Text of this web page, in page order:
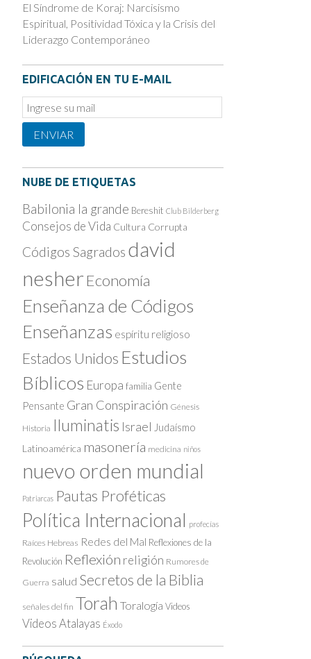
El Síndrome de Koraj: Narcisismo
Espiritual, Positividad Tóxica y la Crisis del
Liderazgo Contemporáneo
EDIFICACIÓN EN TU E-MAIL
Email
Subscription
ENVIAR
NUBE DE ETIQUETAS
Babilonia la grande Bereshit Club Bilderberg
Consejos de Vida Cultura Corrupta
Códigos Sagrados david
nesher Economía
Enseñanza de Códigos
Enseñanzas espíritu religioso
Estados Unidos Estudios
Bíblicos Europa familia Gente
Pensante Gran Conspiración Génesis
Historia Iluminatis Israel Judaísmo
Latinoamérica masonería medicina niños
nuevo orden mundial
Patriarcas Pautas Proféticas
Política Internacional profecías
Raíces Hebreas Redes del Mal Reflexiones de la
Revolución Reflexión religión Rumores de
Guerra salud Secretos de la Biblia
señales del fin Torah Toralogía Videos
Videos Atalayas Éxodo